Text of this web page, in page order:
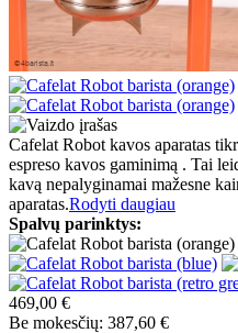
Cafelat Robot kavos aparatas
espreso kavos gaminimą . Tai
kavą nepalyginamai mažesne
aparatas.Rodyti daugiau
Spalvų parinktys:
469,00 €
Be mokesčių: 387,60 €